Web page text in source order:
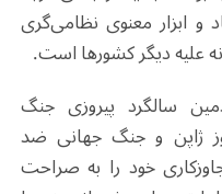
ابزار معنوی نظامی‌گری
علیه دیگر کشورها است.
سالگرد پیروزی جنگ
ژاپن و جنگ جهانی ضد
خود را به صراحت